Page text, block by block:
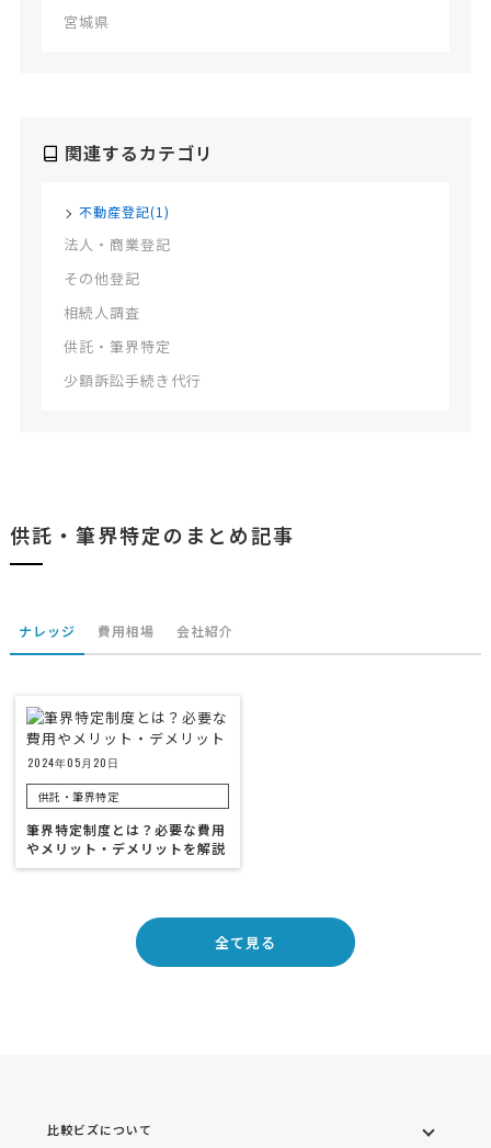
宮城県
関連するカテゴリ
不動産登記(1)
法人・商業登記
その他登記
相続人調査
供託・筆界特定
少額訴訟手続き代行
供託・筆界特定のまとめ記事
ナレッジ 費用相場 会社紹介
2024年05月20日
供託・筆界特定
筆界特定制度とは？必要な費用
やメリット・デメリットを解説
全て見る
比較ビズについて